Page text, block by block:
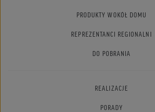
PRODUKTY WOKÓŁ DOMU
REPREZENTANCI REGIONALNI
DO POBRANIA
REALIZACJE
PORADY